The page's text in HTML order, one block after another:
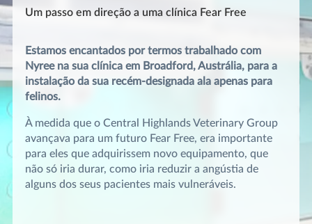
Um passo em direção a uma clínica Fear Free
Estamos encantados por termos trabalhado com
Nyree na sua clínica em Broadford, Austrália, para a
instalação da sua recém-designada ala apenas para
felinos.
À medida que o Central Highlands Veterinary Group
avançava para um futuro Fear Free, era importante
para eles que adquirissem novo equipamento, que
não só iria durar, como iria reduzir a angústia de
alguns dos seus pacientes mais vulneráveis.